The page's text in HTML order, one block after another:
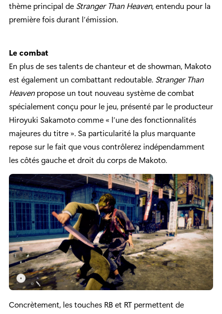
thème principal de Stranger Than Heaven, entendu pour la
première fois durant l’émission.
Le combat
En plus de ses talents de chanteur et de showman, Makoto
est également un combattant redoutable. Stranger Than
Heavenpropose un tout nouveau système de combat
spécialement conçu pour le jeu, présenté par le producteur
Hiroyuki Sakamoto comme « l’une des fonctionnalités
majeures du titre ». Sa particularité la plus marquante
repose sur le fait que vous contrôlerez indépendamment
les côtés gauche et droit du corps de Makoto.
Concrètement, les touches RB et RT permettent de